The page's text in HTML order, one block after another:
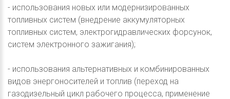
- использования новых или модернизированных
топливных систем (внедрение аккумуляторных
топливных систем, электрогидравлических форсунок,
систем электронного зажигания);
- использования альтернативных и комбинированных
видов энергоносителей и топлив (переход на
газодизельный цикл рабочего процесса, применение